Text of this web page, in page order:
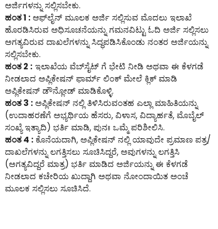
ಅರ್ಜಿಗಳನ್ನು ಸಲ್ಲಿಸಬೇಕು.
ಹಂತ 1 : ಆಫ್‌ಲೈನ್‌ ಮೂಲಕ ಅರ್ಜಿ ಸಲ್ಲಿಸುವ ಮೊದಲು ಇಲಾಖೆ
ಹೊರಡಿಸಿರುವ ಅಧಿಸೂಚನೆಯನ್ನು ಗಮನವಿಟ್ಟು ಓದಿ ಅರ್ಜಿ ಸಲ್ಲಿಸಲು
ಅಗತ್ಯವಿರುವ ದಾಖಲೆಗಳನ್ನು ಸಿದ್ಧಪಡಿಸಿಕೊಂಡು ನಂತರ ಅರ್ಜಿಯನ್ನು
ಸಲ್ಲಿಸಬೇಕು.
ಹಂತ 2 : ಇಲಾಖೆಯ ವೆಬ್‌ಸೈಟ್ ಗೆ ಭೇಟಿ ನೀಡಿ ಅಥವಾ ಈ ಕೆಳಗಡೆ
ನೀಡಲಾದ ಅಪ್ಲಿಕೇಷನ್ ಫಾರ್ಮ್ ಲಿಂಕ್ ಮೇಲೆ ಕ್ಲಿಕ್ ಮಾಡಿ
ಅಪ್ಲಿಕೇಷನ್ ಡೌನ್ಲೋಡ್ ಮಾಡಿಕೊಳ್ಳಿ.
ಹಂತ 3 : ಅಪ್ಲಿಕೇಷನ್ ನಲ್ಲಿ ತಿಳಿಸಿರುವಂತಹ ಎಲ್ಲಾ ಮಾಹಿತಿಯನ್ನು
(ಉದಾಹರಣೆಗೆ ಅಭ್ಯರ್ಥಿಯ ಹೆಸರು, ವಿಳಾಸ, ವಿದ್ಯಾರ್ಹತೆ, ಮೊಬೈಲ್
ಸಂಖ್ಯೆ ಇತ್ಯಾದಿ) ಭರ್ತಿ ಮಾಡಿ, ಪುನಃ ಒಮ್ಮೆ ಪರಿಶೀಲಿಸಿ.
ಹಂತ 4 : ಕೊನೆಯದಾಗಿ, ಅಪ್ಲಿಕೇಷನ್ ನಲ್ಲಿ ಯಾವುದೇ ಪ್ರಮಾಣ ಪತ್ರ/
ದಾಖಲೆಗಳನ್ನು ಲಗತ್ತಿಸಲು ಸೂಚಿಸಿದ್ದರೆ, ಅವುಗಳನ್ನು ಲಗತ್ತಿಸಿ
(ಅಗತ್ಯವಿದ್ದರೆ ಮಾತ್ರ) ಭರ್ತಿ ಮಾಡಿದ ಅರ್ಜಿಯನ್ನು ಈ ಕೆಳಗಡೆ
ನೀಡಲಾದ ಕಚೇರಿಯ ಖುದ್ದಾಗಿ ಅಥವಾ ನೋಂದಾಯಿತ ಅಂಚೆ
ಮೂಲಕ ಸಲ್ಲಿಸಲು ಸೂಚಿಸಿದೆ.